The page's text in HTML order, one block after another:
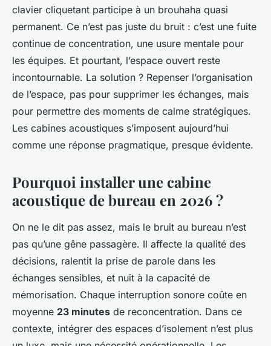
clavier cliquetant participe à un brouhaha quasi
permanent. Ce n’est pas juste du bruit : c’est une fuite
continue de concentration, une usure mentale pour
les équipes. Et pourtant, l’espace ouvert reste
incontournable. La solution ? Repenser l’organisation
de l’espace, pas pour supprimer les échanges, mais
pour permettre des moments de calme stratégiques.
Les cabines acoustiques s’imposent aujourd’hui
comme une réponse pragmatique, presque évidente.
Pourquoi installer une cabine
acoustique de bureau en 2026 ?
On ne le dit pas assez, mais le bruit au bureau n’est
pas qu’une gêne passagère. Il affecte la qualité des
décisions, ralentit la prise de parole dans les
échanges sensibles, et nuit à la capacité de
mémorisation. Chaque interruption sonore coûte en
moyenne 23 minutes de reconcentration. Dans ce
contexte, intégrer des espaces d’isolement n’est plus